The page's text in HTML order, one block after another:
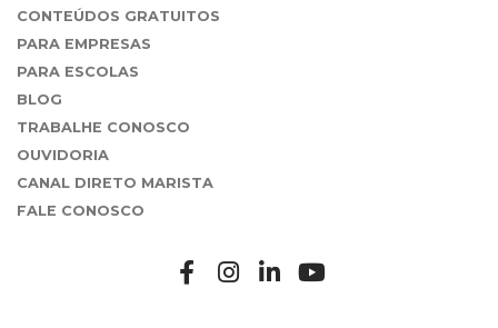
CONTEÚDOS GRATUITOS
PARA EMPRESAS
PARA ESCOLAS
BLOG
TRABALHE CONOSCO
OUVIDORIA
CANAL DIRETO MARISTA
FALE CONOSCO